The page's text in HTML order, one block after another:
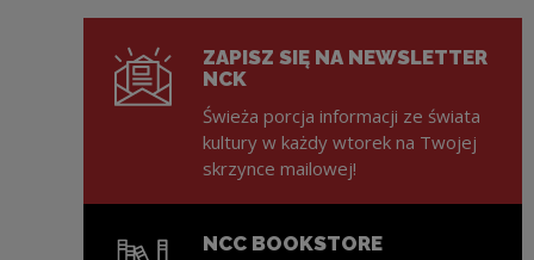
ZAPISZ SIĘ NA NEWSLETTER
NCK
Świeża porcja informacji ze świata
kultury w każdy wtorek na Twojej
skrzynce mailowej!
NCC BOOKSTORE